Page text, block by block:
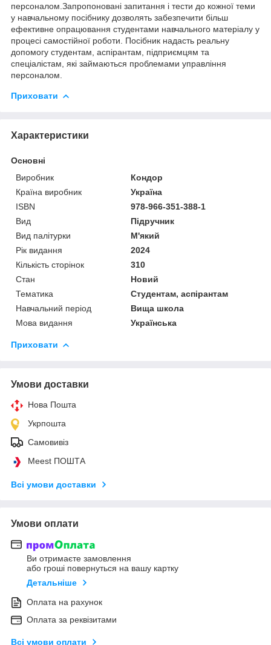
персоналом.Запропоновані запитання і тести до кожної теми
у навчальному посібнику дозволять забезпечити більш
ефективне опрацювання студентами навчального матеріалу у
процесі самостійної роботи. Посібник надасть реальну
допомогу студентам, аспірантам, підприємцям та
спеціалістам, які займаються проблемами управління
персоналом.
Приховати
Характеристики
Основні
Виробник
Кондор
Країна виробник
Україна
ISBN
978-966-351-388-1
Вид
Підручник
Вид палітурки
М'який
Рік видання
2024
Кількість сторінок
310
Стан
Новий
Тематика
Студентам, аспірантам
Навчальний період
Вища школа
Мова видання
Українська
Приховати
Умови доставки
Нова Пошта
Укрпошта
Самовивіз
Meest ПОШТА
Всі умови доставки
Умови оплати
Ви отримаєте замовлення
або гроші повернуться на вашу картку
Детальніше
Оплата на рахунок
Оплата за реквізитами
Всі умови оплати